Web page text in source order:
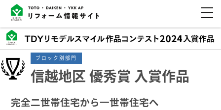
ブロック別部門
信越地区 優秀賞 入賞作品
完全二世帯住宅から一世帯住宅へ